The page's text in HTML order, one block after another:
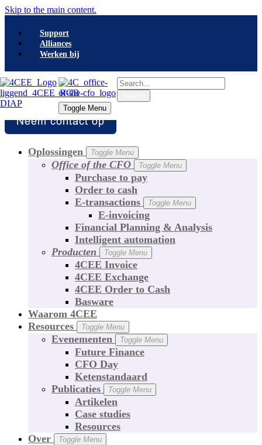
Skip to the main content.
Support
Alliances
Werken bij
Toggle Menu
Search
Toggle Menu
Oplossingen Toggle Menu
Office of the CFO Toggle Menu
Purchase to pay
Order to cash
E-transactions
Toggle Menu
E-invoicing
Financial Planning & Analysis
Intelligent automation
Producten
Toggle Menu
4CEE Invoice
4CEE Exchange
4CEE Order to Cash
Basware
Waarom 4CEE
Resources
Toggle Menu
Evenementen Toggle Menu
Future Finance
CFO Day
Ketenstandaard
Publicaties
Toggle Menu
Artikelen
Case studies
Resources
Over
Toggle Menu